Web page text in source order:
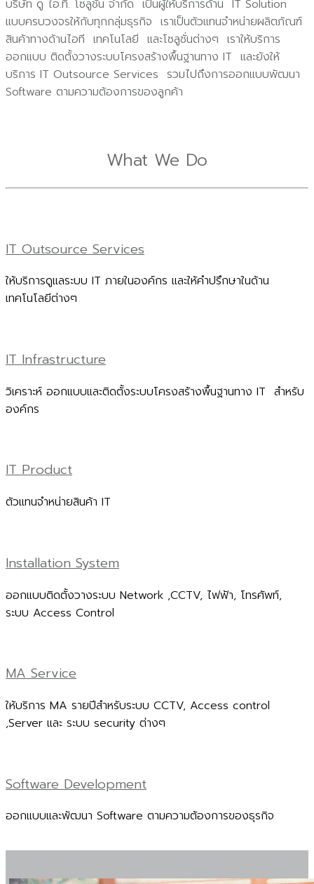
บริษัท ดู ไอ.ที. โซลูชั่น จำกัด เป็นผู้ให้บริการด้าน IT Solution
แบบครบวงจรให้กับทุกกลุ่มธุรกิจ เราเป็นตัวแทนจำหน่ายผลิตภัณฑ์
สินค้าทางด้านไอที เทคโนโลยี และโซลูชั่นต่างๆ เราให้บริการ
ออกแบบ ติดตั้งวางระบบโครงสร้างพื้นฐานทาง IT และยังให้
บริการ IT Outsource Services รวมไปถึงการออกแบบพัฒนา
Software ตามความต้องการของลูกค้า
What We Do
IT Outsource Services
ให้บริการดูแลระบบ IT ภายในองค์กร และให้คำปรึกษาในด้าน
เทคโนโลยีต่างๆ
IT Infrastructure
วิเคราะห์ ออกแบบและติดตั้งระบบโครงสร้างพื้นฐานทาง IT สำหรับ
องค์กร
IT Product
ตัวแทนจำหน่ายสินค้า IT
Installation System
ออกแบบติดตั้งวางระบบ Network ,CCTV, ไฟฟ้า, โทรศัพท์,
ระบบ Access Control
MA Service
ให้บริการ MA รายปีสำหรับระบบ CCTV, Access control
,Server และ ระบบ security ต่างๆ
Software Development
ออกแบบและพัฒนา Software ตามความต้องการของธุรกิจ